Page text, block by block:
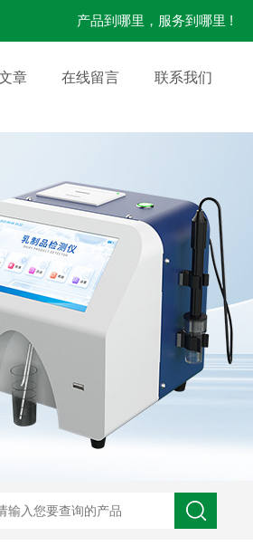
产品到哪里，服务到哪里 !
章 在线留言 联系我们